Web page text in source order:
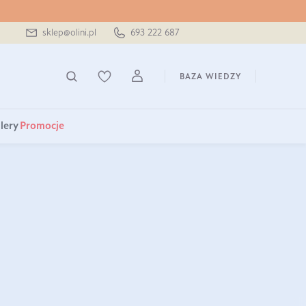
sklep@olini.pl 693 222 687
BAZA WIEDZY
Promocje